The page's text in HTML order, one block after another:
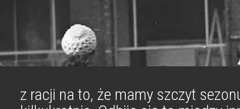
z racji na to, że mamy szczyt